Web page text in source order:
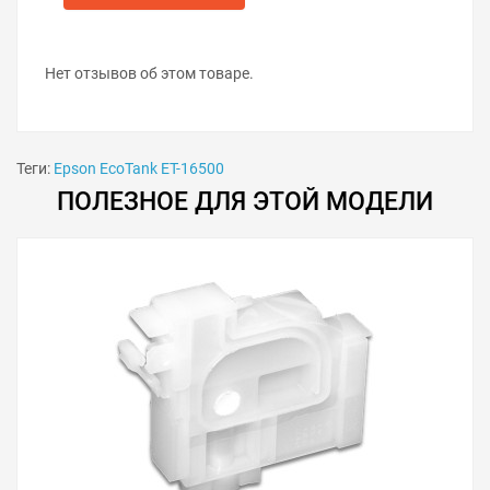
Замените при необходимости чип на ёмкости
Вставьте задний лоток принтера.
Нет отзывов об этом товаре.
Теги: Epson EcoTank ET-16500
ПОЛЕЗНОЕ ДЛЯ ЭТОЙ МОДЕЛИ